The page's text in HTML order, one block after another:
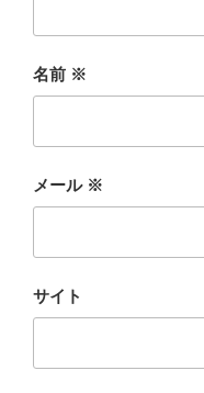
名前 ※
メール ※
サイト